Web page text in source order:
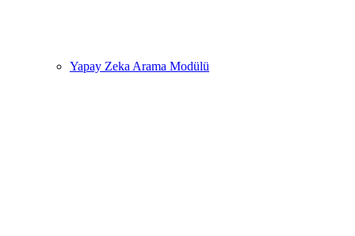
Yapay Zeka Arama Modülü